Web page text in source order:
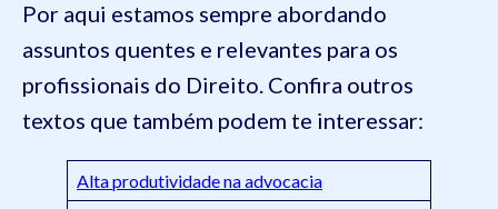
Por aqui estamos sempre abordando
assuntos quentes e relevantes para os
profissionais do Direito. Confira outros
textos que também podem te interessar:
Alta produtividade na advocacia